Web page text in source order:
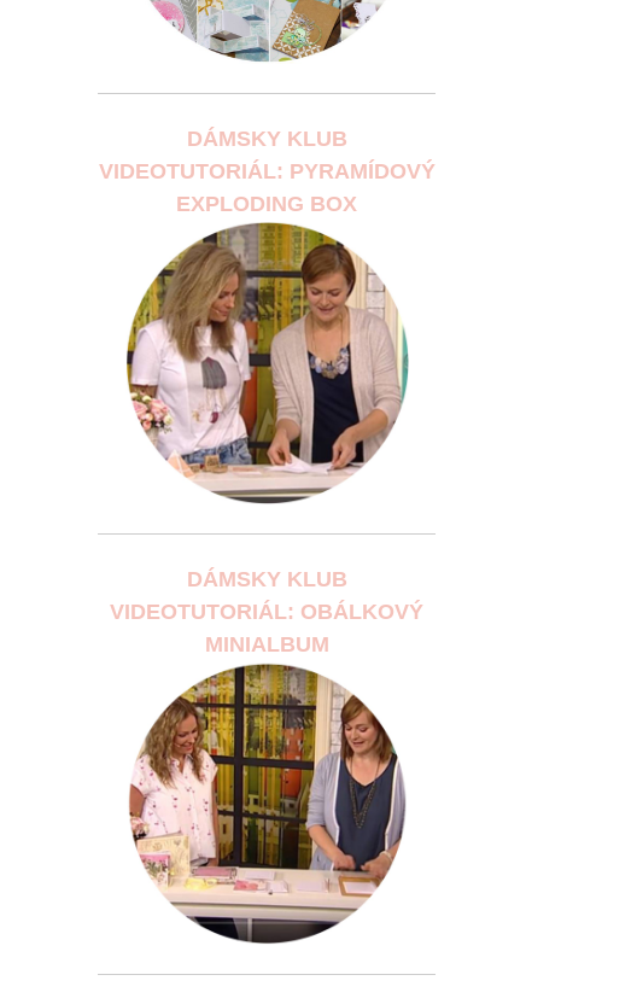
DÁMSKY KLUB
VIDEOTUTORIÁL: PYRAMÍDOVÝ
EXPLODING BOX
DÁMSKY KLUB
VIDEOTUTORIÁL: OBÁLKOVÝ
MINIALBUM